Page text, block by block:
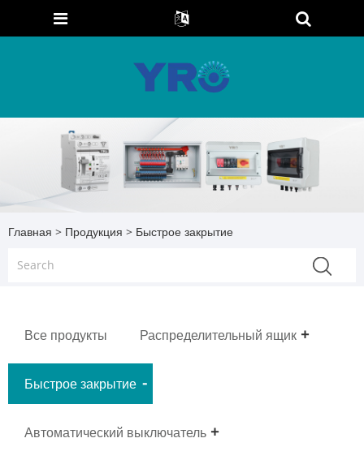
Главная > Продукция > Быстрое закрытие
Все продукты Распределительный ящик
Быстрое закрытие
Автоматический выключатель